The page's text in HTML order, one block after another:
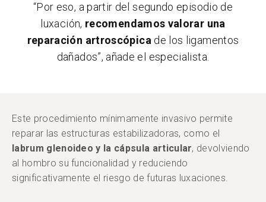
“Por eso, a partir del segundo episodio de
luxación, recomendamos valorar una
reparación artroscópica de los ligamentos
dañados”, añade el especialista.
Este procedimiento mínimamente invasivo permite
reparar las estructuras estabilizadoras, como el
labrum glenoideo y la cápsula articular, devolviendo
al hombro su funcionalidad y reduciendo
significativamente el riesgo de futuras luxaciones.